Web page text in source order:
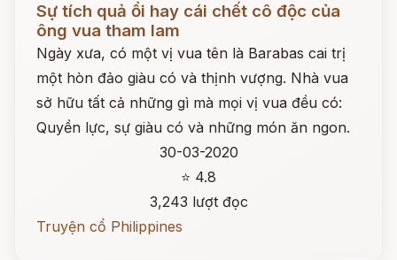
Sự tích quả ổi hay cái chết cô độc của
ông vua tham lam
Ngày xưa, có một vị vua tên là Barabas cai trị
một hòn đảo giàu có và thịnh vượng. Nhà vua
sở hữu tất cả những gì mà mọi vị vua đều có:
Quyền lực, sự giàu có và những món ăn ngon.
30-03-2020
⭐ 4.8
3,243 lượt đọc
Truyện cổ Philippines